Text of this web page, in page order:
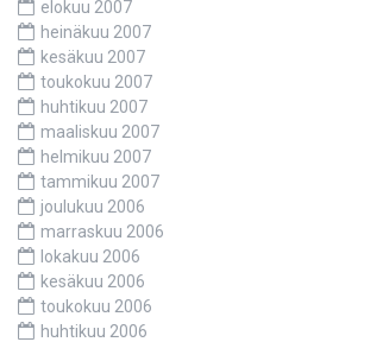
elokuu 2007
heinäkuu 2007
kesäkuu 2007
toukokuu 2007
huhtikuu 2007
maaliskuu 2007
helmikuu 2007
tammikuu 2007
joulukuu 2006
marraskuu 2006
lokakuu 2006
kesäkuu 2006
toukokuu 2006
huhtikuu 2006